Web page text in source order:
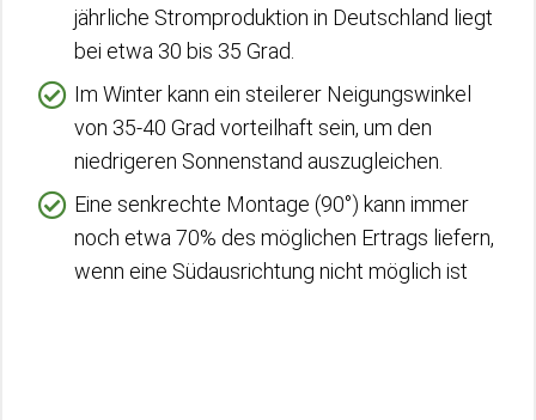
jährliche Stromproduktion in Deutschland liegt
bei etwa 30 bis 35 Grad.
Im Winter kann ein steilerer Neigungswinkel
von 35-40 Grad vorteilhaft sein, um den
niedrigeren Sonnenstand auszugleichen.
Eine senkrechte Montage (90°) kann immer
noch etwa 70% des möglichen Ertrags liefern,
wenn eine Südausrichtung nicht möglich ist